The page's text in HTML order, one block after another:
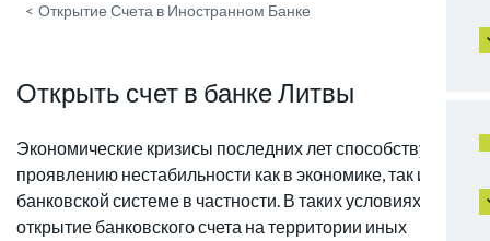
< Открытие Счета в Иностранном Банке
Открыть счет в банке Литвы
Экономические кризисы последних лет способствуют
проявлению нестабильности как в экономике, так и в
банковской системе в частности. В таких условиях
открытие банковского счета на территории иных